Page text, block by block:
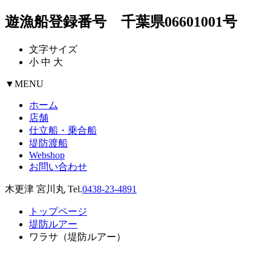
遊漁船登録番号 千葉県06601001号
文字サイズ
小 中 大
▼MENU
ホーム
店舗
仕立船・乗合船
堤防渡船
Webshop
お問い合わせ
木更津 宮川丸 Tel.0438-23-4891
トップページ
堤防ルアー
ワラサ（堤防ルアー）